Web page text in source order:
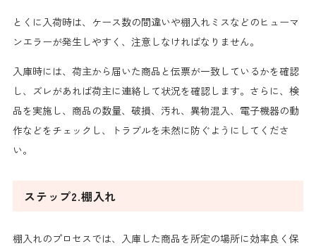
とくに入荷時は、ケース数の間違いや棚入れミスなどのヒューマ
ンエラーが発生しやすく、注意しなければなりません。
入庫時には、荷主から届いた商品と伝票が一致しているかを確認
し、ズレがあれば荷主に連絡して状況を確認します。さらに、検
品を実施し、商品の数量、破損、汚れ、異物混入、電子機器の動
作などをチェックし、トラブルを未然に防ぐようにしてくださ
い。
ステップ2.棚入れ
棚入れのプロセスでは、入庫した商品を所定の場所に効率良く保